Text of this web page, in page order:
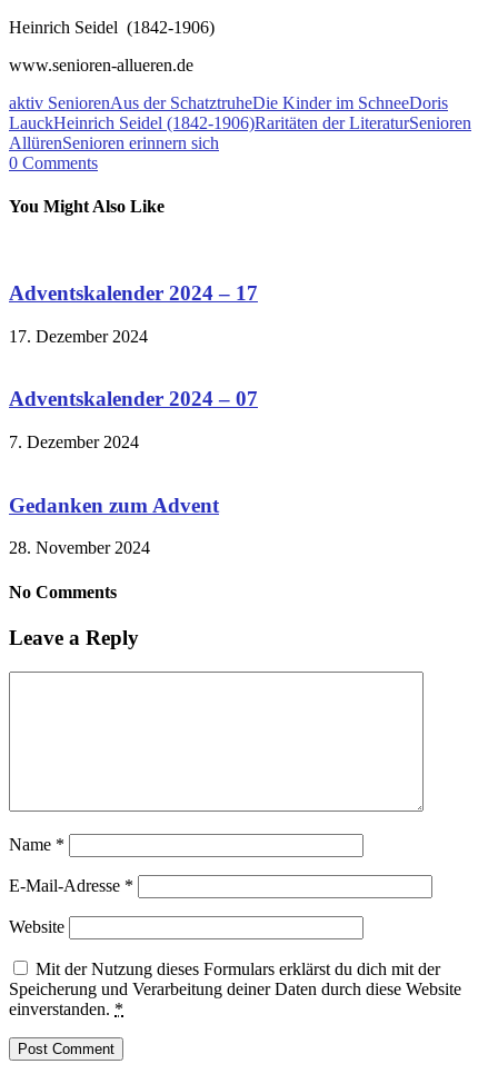
Heinrich Seidel (1842-1906)
www.senioren-allueren.de
aktiv SeniorenAus der SchatztruheDie Kinder im SchneeDoris
LauckHeinrich Seidel (1842-1906)Raritäten der LiteraturSenioren
AllürenSenioren erinnern sich
0 Comments
You Might Also Like
Adventskalender 2024 – 17
17. Dezember 2024
Adventskalender 2024 – 07
7. Dezember 2024
Gedanken zum Advent
28. November 2024
No Comments
Leave a Reply
Name *
E-Mail-Adresse *
Website
Mit der Nutzung dieses Formulars erklärst du dich mit der
Speicherung und Verarbeitung deiner Daten durch diese Website
einverstanden. *